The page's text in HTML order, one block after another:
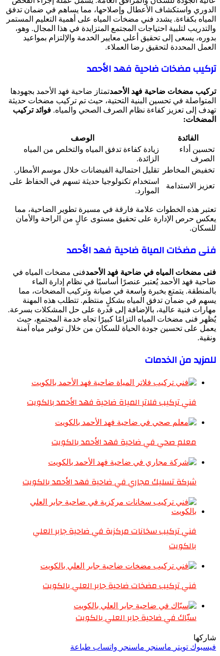
الدوري واستكشاف الأعطال وإصلاحها، مما يساهم في ضمان تدفق
المياه بكفاءة. يشدد فني مضخات المياه على أهمية التعليم المستمر
والتدريب لتلبية احتياجات المجتمع المتزايدة في هذا المجال. وهو،
بدوره، يسعى إلى تحقيق أعلى معايير الخدمة والإلتزام بمواعيد
العمل المحددة لتحقيق رضا العملاء.
تركيب مضخات ضاحية فهد الأحمد
تركيب مضخات ضاحية فهد الأحمدتمتاز ضاحية فهد الأحمد بجهودها
المتواصلة في تحسين البنية التحتية، حيث تم تركيب مضخات حديثة
تهدف إلى تعزيز كفاءة نظام الصرف الصحي والمياه. فوائد تركيب
المضخات:
الفائدة
الوصف
تحسين أداء
الصرف
زيادة كفاءة تدفق المياه والتخلص من المياه
الزائدة.
تخفيض المخاطر
تقليل احتمالية الفيضانات خلال موسم الأمطار.
تعزيز الاستدامة
استخدام تكنولوجيا حديثة تسهم في الحفاظ على
الموارد.
تعتبر هذه الخطوات علامة فارقة في مسيرة تطوير الضاحية، مما
يعكس حرص الإدارة على تحقيق مستوى عالٍ من الراحة والأمان
للسكان.
فنى مضخات المياة ضاحية فهد الأحمد
فنى مضخات المياه في ضاحية فهد الأحمدفنى مضخات المياه في
ضاحية فهد الأحمد يُعتبر عنصرًا أساسيًا في نظام إدارة الماء
بالمنطقة. يتمتع بخبرة واسعة في صيانة وتركيب المضخات، مما
يسهم في ضمان تدفق المياه بشكلٍ منتظم. تتطلب هذه المهنة
مهارات فنية عالية، بالإضافة إلى قدرة على حل المشكلات بسرعة.
يُظهر فنى مضخات المياه التزامًا كبيرًا تجاه خدمة المجتمع، حيث
يعمل على تحسين جودة الحياة للسكان من خلال توفير مياه آمنة
ونقية.
للمزيد من الخدمات
فني تركيب فلاتر المياة ضاحية فهد الأحمد بالكويت
معلم صحي في ضاحية فهد الأحمد بالكويت
شركة تسليك مجاري في ضاحية فهد الأحمد بالكويت
فني تركيب سخانات مركزية في ضاحية جابر العلي
بالكويت
فني تركيب مضخات ضاحية جابر العلي بالكويت
سبّاك في ضاحية جابر العلي بالكويت
شاركها
فيسبوك تويتر ماسنجر ماسنجر واتساب طباعة